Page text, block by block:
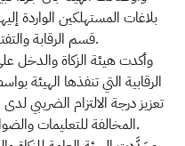
بلاغات المستهلكين الواردة
قسم الرقابة والتفتيش في الهيئة 228 بلاغاً في نفس الفترة.
وأكدت هيئة الزكاة والدخل
الرقابية التي تنفذها الهيئة
تعزيز درجة الالتزام الضريبي
المخالفة للتعليمات والضوابط التي تدخل في إطار اختصاص الهيئة.